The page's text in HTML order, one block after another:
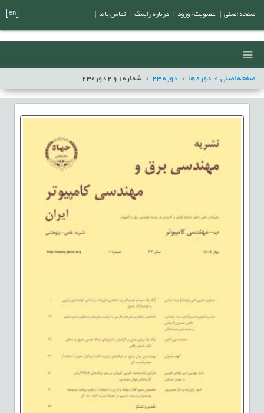
صفحه اصلی دوره ها دوره23 شماره1 و2دوره23
صفحه اصلی عضویت/ ورود درباره رایمگ تماس با ما